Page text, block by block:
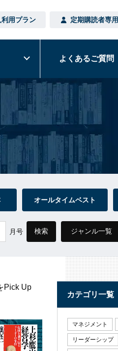
利用プラン 定期購読者専用
よくあるご質問
オールタイムベスト
月号 検索 ジャンル一覧
Pick Up
カテゴリ一覧
マネジメント
リーダーシップ